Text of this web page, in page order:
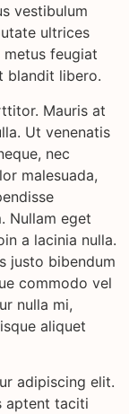
vestibulum
ultrices
metus feugiat
blandit libero.
Mauris at
Ut venenatis
nec
malesuada,
Nullam eget
a lacinia nulla.
justo bibendum
commodo vel
nulla mi,
aliquet
adipiscing elit.
aptent taciti